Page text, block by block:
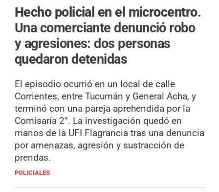
Hecho policial en el microcentro.
Una comerciante denunció robo
y agresiones: dos personas
quedaron detenidas
El episodio ocurrió en un local de calle
Corrientes, entre Tucumán y General Acha, y
terminó con una pareja aprehendida por la
Comisaría 2°. La investigación quedó en
manos de la UFI Flagrancia tras una denuncia
por amenazas, agresión y sustracción de
prendas.
POLICIALES